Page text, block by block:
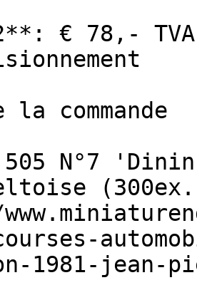
€ 78,-
la commande
505 N°7
1981-jean-